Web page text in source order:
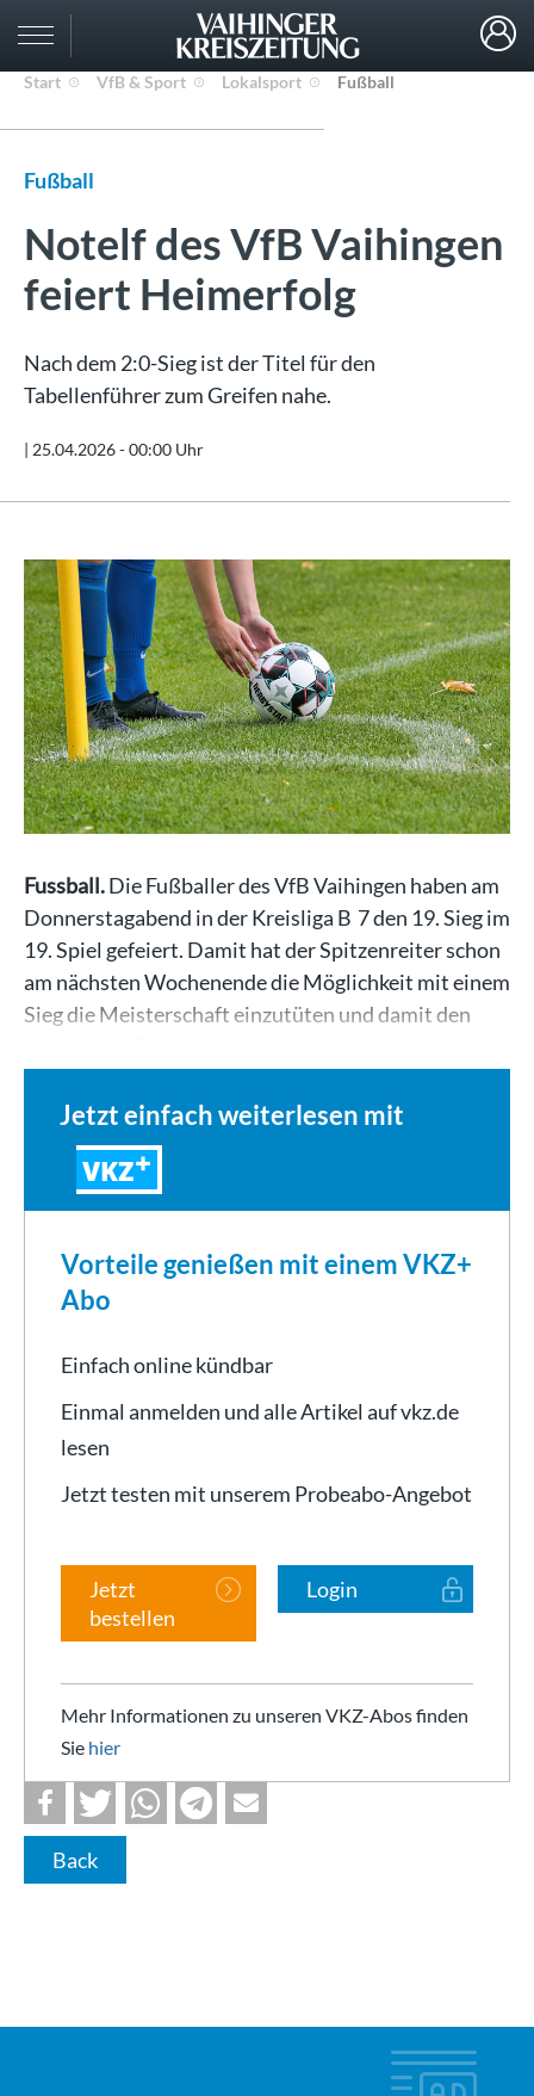
Start VfB & Sport Lokalsport Fußball
Fußball
Notelf des VfB Vaihingen
feiert Heimerfolg
Nach dem 2:0-Sieg ist der Titel für den
Tabellenführer zum Greifen nahe.
| 25.04.2026 - 00:00 Uhr
Fussball.Die Fußballer des VfB Vaihingen haben am
Donnerstagabend in der Kreisliga B 7 den 19. Sieg im
19. Spiel gefeiert. Damit hat der Spitzenreiter schon
am nächsten Wochenende die Möglichkeit mit einem
Sieg die Meisterschaft einzutüten und damit den
Jetzt einfach weiterlesen mit
VKZ
Vorteile genießen mit einem VKZ+
Abo
Einfach online kündbar
Einmal anmelden und alle Artikel auf vkz.de
lesen
Jetzt testen mit unserem Probeabo-Angebot
Jetzt
bestellen
Login
Mehr Informationen zu unseren VKZ-Abos finden
Sie hier
Back